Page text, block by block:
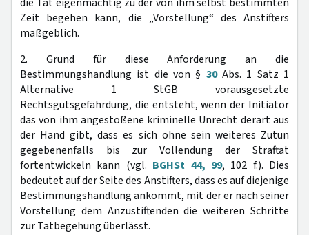
Zeit begehen kann, die „Vorstellung“ des Anstifters
maßgeblich.
2. Grund für diese Anforderung an die
Bestimmungshandlung ist die von § 30Abs. 1 Satz 1
Alternative 1 StGB vorausgesetzte
Rechtsgutsgefährdung, die entsteht, wenn der Initiator
das von ihm angestoßene kriminelle Unrecht derart aus
der Hand gibt, dass es sich ohne sein weiteres Zutun
gegebenenfalls bis zur Vollendung der Straftat
fortentwickeln kann (vgl. BGHSt 44, 99, 102 f.). Dies
bedeutet auf der Seite des Anstifters, dass es auf diejenige
Bestimmungshandlung ankommt, mit der er nach seiner
Vorstellung dem Anzustiftenden die weiteren Schritte
zur Tatbegehung überlässt.